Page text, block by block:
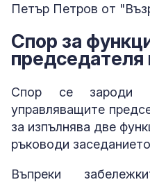
Петър Петров от
Спор за
председателя
Спор се зароди
управляващите
за изпълнява две
ръководи
Въпреки